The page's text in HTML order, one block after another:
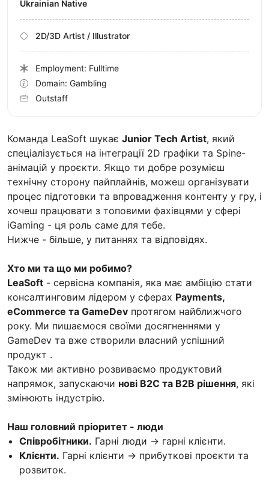
Команда LeaSoft шукає Junior Tech Artist, який
спеціалізується на інтеграції 2D графіки та Spine-
анімацій у проєкти. Якщо ти добре розумієш
технічну сторону пайплайнів, можеш організувати
процес підготовки та впровадження контенту у гру, і
хочеш працювати з топовими фахівцями у сфері
iGaming - ця роль саме для тебе.
Нижче - більше, у питаннях та відповідях.
Хто ми та що ми робимо?
LeaSoft - сервісна компанія, яка має амбіцію стати
консалтинговим лідером у сферах Payments,
eCommerce та GameDev протягом найближчого
року. Ми пишаємося своїми досягненнями у
GameDev та вже створили власний успішний
продукт .
Також ми активно розвиваємо продуктовий
напрямок, запускаючи нові B2C та B2B рішення, які
змінюють індустрію.
Наш головний пріоритет - люди
Співробітники. Гарні люди → гарні клієнти.
Клієнти. Гарні клієнти → прибуткові проєкти та
розвиток.
Ukrainian Native
2D/3D Artist / Illustrator
Employment: Fulltime
Domain: Gambling
Outstaff